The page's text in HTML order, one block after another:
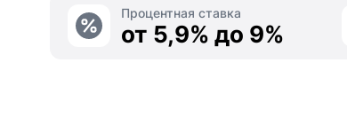
Процентная ставка
от 5,9% до 9%